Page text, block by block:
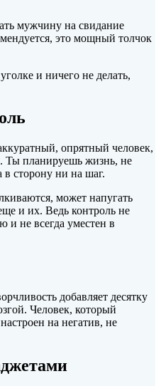
мужчину на свидание
это мощный толчок
и ничего не делать,
опрятный человек,
Ты планируешь жизнь, не
в сторону ни на шаг.
может напугать
и их. Ведь контроль не
и не всегда уместен в
добавляет десятку
Человек, который
на негатив, не